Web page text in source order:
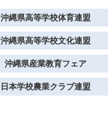
沖縄県高等学校体育連盟
沖縄県高等学校文化連盟
沖縄県産業教育フェア
日本学校農業クラブ連盟